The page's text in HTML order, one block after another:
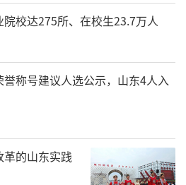
青春星耀黄河》
校达275所、在校生23.7万人
称号建议人选公示，山东4人入
革的山东实践